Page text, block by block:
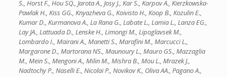
S., Horst F., Hou SQ., Jarota A., Josy J., Kar S., Karpov A., Kierzkowska-
Pawlak H., Kiss GG., Knyazheva G., Koivisto H., Koop B., Kozulin E.,
Kumar D., Kurmanova A., La Rana G., Labate L., Lamia L., Lanza EG.,
Lay JA., Lattuada D., Lenske H., Limongi M., Lipoglavsek M.,
Lombardo I., Mairani A., Manetti S., Marafini M., Marcucci L.,
Margarone D., Martorana NS., Maunoury L., Mauro GS., Mazzaglia
M., Mein S., Mengoni A., Milin M., Mishra B., Mou L., Mrazek J.,
Nadtochy P., Naselli E., Nicolai P., Novikov K., Oliva AA., Pagano A.,